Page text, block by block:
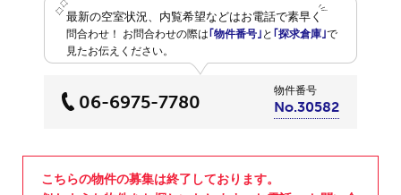
最新の空室状況、内覧希望などはお電話で素早く
問合わせ！ お問合わせの際は ｢物件番号｣ と ｢探求倉庫｣で
見たお伝えください。
06-6975-7780
物件番号
No.30582
こちらの物件の募集は終了しております。